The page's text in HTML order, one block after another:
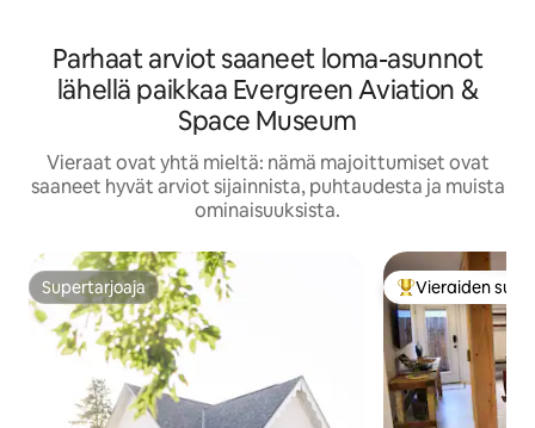
Parhaat arviot saaneet loma-asunnot
lähellä paikkaa Evergreen Aviation &
Space Museum
Vieraat ovat yhtä mieltä: nämä majoittumiset ovat
saaneet hyvät arviot sijainnista, puhtaudesta ja muista
ominaisuuksista.
Supertarjoaja
Supertarjoaja Vieraiden
Vieraiden